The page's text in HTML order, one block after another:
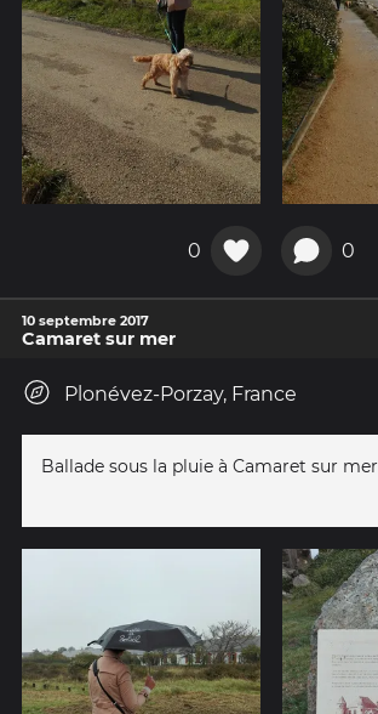
0 0
10 septembre 2017
Camaret sur mer
Plonévez-Porzay, France
Ballade sous la pluie à Camaret sur mer